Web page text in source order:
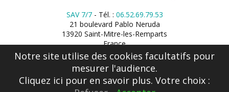
SAV 7/7- Tél. : 06.52.69.79.53
21 boulevard Pablo Neruda
13920 Saint-Mitre-les-Remparts
France
Notre site utilise des cookies facultatifs pour
mesurer l'audience.
Cliquez ici pour en savoir plus. Votre choix :